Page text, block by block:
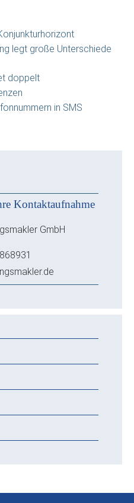
legt große Unterschiede
doppelt
in SMS
Kontaktaufnahme
GmbH